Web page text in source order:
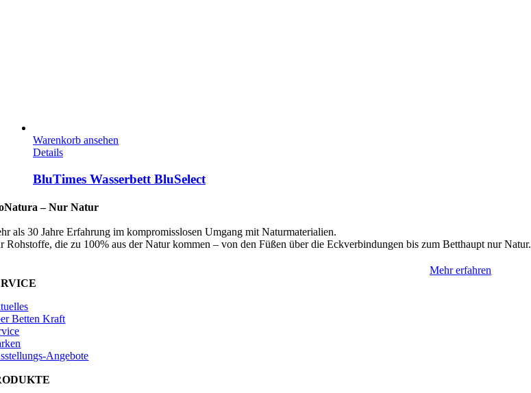
Warenkorb ansehen
Details
BluTimes Wasserbett BluSelect
–Nur Natur
als 30 Jahre Erfahrung im kompromisslosen Umgang mit Naturmaterialien.
Rohstoffe, die zu 100% aus der Natur kommen – von den Füßen über die Eckverbindungen bis zum Betthaupt nur Natur.
Mehr erfahren
Betten Kraft
Angebote